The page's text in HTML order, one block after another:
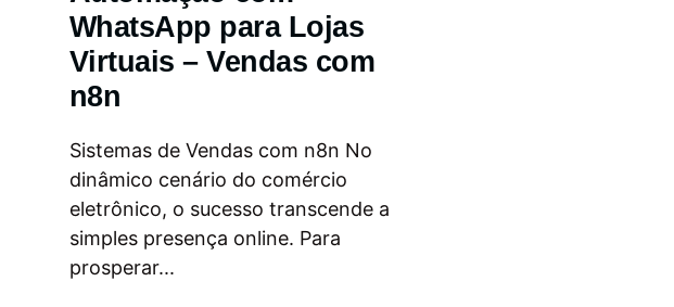
WhatsApp para Lojas
Virtuais – Vendas com
n8n
Sistemas de Vendas com n8n No
dinâmico cenário do comércio
eletrônico, o sucesso transcende a
simples presença online. Para
prosperar...